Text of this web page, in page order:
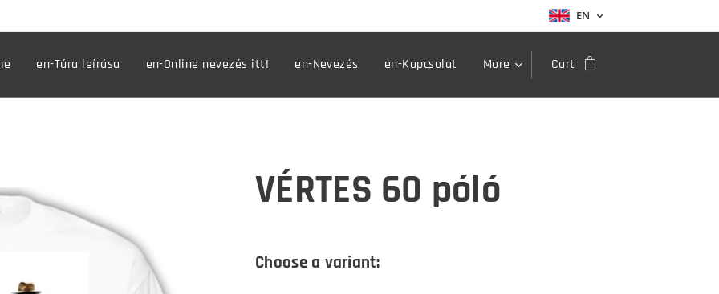
EN
en-Túra leírása en-Online nevezés itt! en-Nevezés en-Kapcsolat More Cart
VÉRTES 60 póló
Choose a variant: